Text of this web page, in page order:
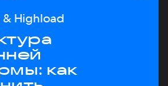
& Highload
как